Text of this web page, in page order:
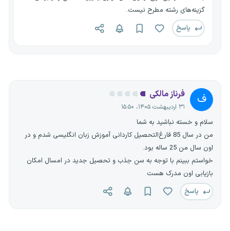
گزینه‌های رشته مطرح نیست.
پاسخ
ف فرناز مالکی
۳۱ اردیبهشت ۱۴۰۵، ۱۵:۵۰
سلام و خسته نباشید به شما
من در سال 85 فارغ‌التحصیل کاردانی آموزش زبان انگلیسی شدم و در
اون سال من 25 ساله بود.
خواستم ببینم با توجه به سن جذب و تحصیل جدید در امسال امکان
بازیابی اون مدرک هست
پاسخ